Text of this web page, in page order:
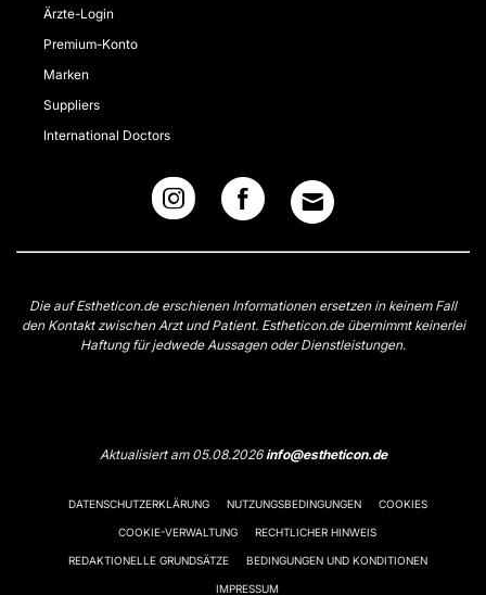
Ärzte-Login
Premium-Konto
Marken
Suppliers
International Doctors
Die auf Estheticon.de erschienen Informationen ersetzen in keinem Fall
den Kontakt zwischen Arzt und Patient. Estheticon.de übernimmt keinerlei
Haftung für jedwede Aussagen oder Dienstleistungen.
Aktualisiert am 05.08.2026info@estheticon.de
DATENSCHUTZERKLÄRUNG NUTZUNGSBEDINGUNGEN COOKIES
COOKIE-VERWALTUNG RECHTLICHER HINWEIS
REDAKTIONELLE GRUNDSÄTZE BEDINGUNGEN UND KONDITIONEN
IMPRESSUM